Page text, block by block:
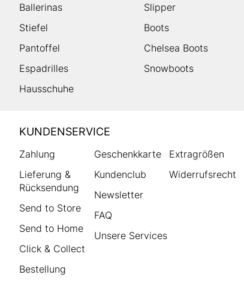
Ballerinas
Slipper
Stiefel
Boots
Pantoffel
Chelsea Boots
Espadrilles
Snowboots
Hausschuhe
HUMANIC
Footer
KUNDENSERVICE
Zahlung
Lieferung &
Rücksendung
Send to Store
Send to Home
Click & Collect
Bestellung
Geschenkkarte
Kundenclub
Newsletter
FAQ
Unsere Services
Extragrößen
Widerrufsrecht